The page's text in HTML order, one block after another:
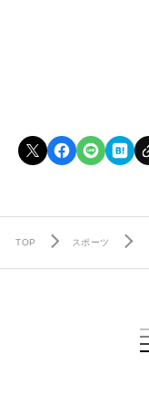
TOP スポーツ